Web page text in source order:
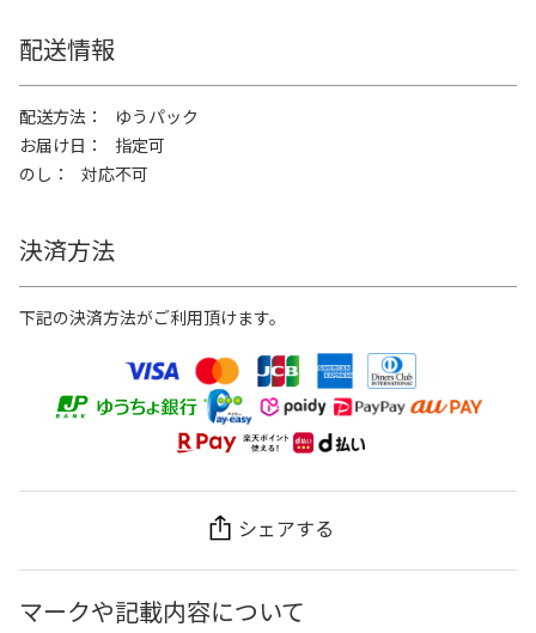
配送情報
配送方法
ゆうパック
お届け日
指定可
のし
対応不可
決済方法
下記の決済方法がご利用頂けます。
シェアする
マークや記載内容について